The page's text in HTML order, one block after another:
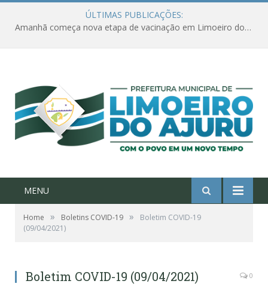
ÚLTIMAS PUBLICAÇÕES:
Amanhã começa nova etapa de vacinação em Limoeiro do Ajuru para idosos com 65 ou mais
MENU
Home » Boletins COVID-19 »
Boletim COVID-19
(09/04/2021)
Boletim COVID-19 (09/04/2021) 0